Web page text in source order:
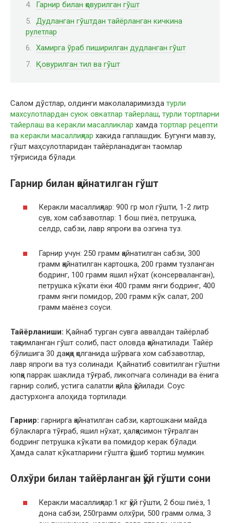
Гарнир билан қовурилган гўшт
Дудланган гўштдан тайёрланган кичкина
рулетлар
Хамирга ўраб пиширилган дудланган гўшт
Қовурилган тил ва гўшт
Салом дўстлар, олдинги маколаларимизда турли
махсулотлардан суюк овкатлар тайерлаш, турли тортларни
тайерлаш ва керакли масалликлар хамда тортлар рецепти
ва керакли масаллиқлар хакида гаплашдик. Бугунги мавзу,
гўшт маҳсулотларидан тайёрланадиган таомлар
тўғрисида бўлади.
Гарнир билан қайнатилган гўшт
Керакли масаллиқлар: 900 гр мол гўшти, 1-2 литр
сув, хом сабзавотлар: 1 бош пиёз, петрушка,
селдр, сабзи, лавр япроғи ва озгина туз.
Гарнир учун: 250 грамм қайнатилган сабзи, 300
грамм қайнатилган картошка, 200 грамм тузланган
бодринг, 100 грамм яшил нўхат (консерваланган),
петрушка кўкати ёки 400 грамм янги бодринг, 400
грамм янги помидор, 200 грамм кўк салат, 200
грамм маёнез соуси.
Тайёрланиши: Қайнаб турган сувга аввалдан тайёрлаб
тақсимланган гўшт солиб, паст оловда қайнатилади. Тайёр
бўлишига 30 дақиқа қолганида шўрвага хом сабзавотлар,
лавр япроги ва туз солинади. Қайнатиб совитилган гўштни
юпқа паррак шаклида тўғраб, ликопчага солинади ва ёнига
гарнир солиб, устига салатли қайла қўйилади. Соус
дастурхонга алоҳида тортилади.
Гарнир: гарнирга қайнатилган сабзи, картошкани майда
бўлакларга тўғраб, яшил нўхат, ҳалқасимон тўғралган
бодринг петрушка кўкати ва помидор керак бўлади.
Ҳамда салат кўкатларини гўштга қўшиб тортиш мумкин.
Олхўри билан тайёрланган қўй гўшти сони
Керакли масаллиқлар:1 кг қўй гўшти, 2 бош пиёз, 1
дона сабзи, 250грамм олхўри, 500 грамм олма, 3